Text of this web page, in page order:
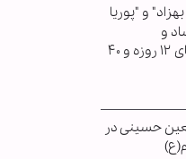
و "پوریا
و
اینترنشنال در جنگ‌های ۱۲ روزه و ۴۰
حسینی در